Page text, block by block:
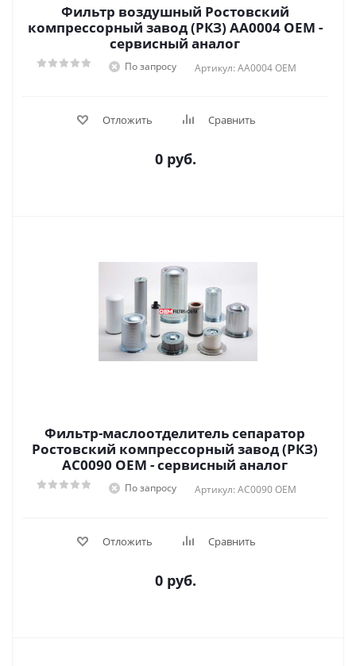
Фильтр воздушный Ростовский
компрессорный завод (РКЗ) АA0004 OEM -
сервисный аналог
По запросу Артикул: АA0004 OEM
Отложить Сравнить
0 руб.
Фильтр-маслоотделитель сепаратор
Ростовский компрессорный завод (РКЗ)
АС0090 OEM - сервисный аналог
По запросу Артикул: АС0090 OEM
Отложить Сравнить
0 руб.